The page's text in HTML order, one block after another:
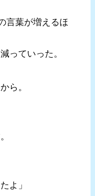
言葉が増えるほ
っていった。
ら。
よ」